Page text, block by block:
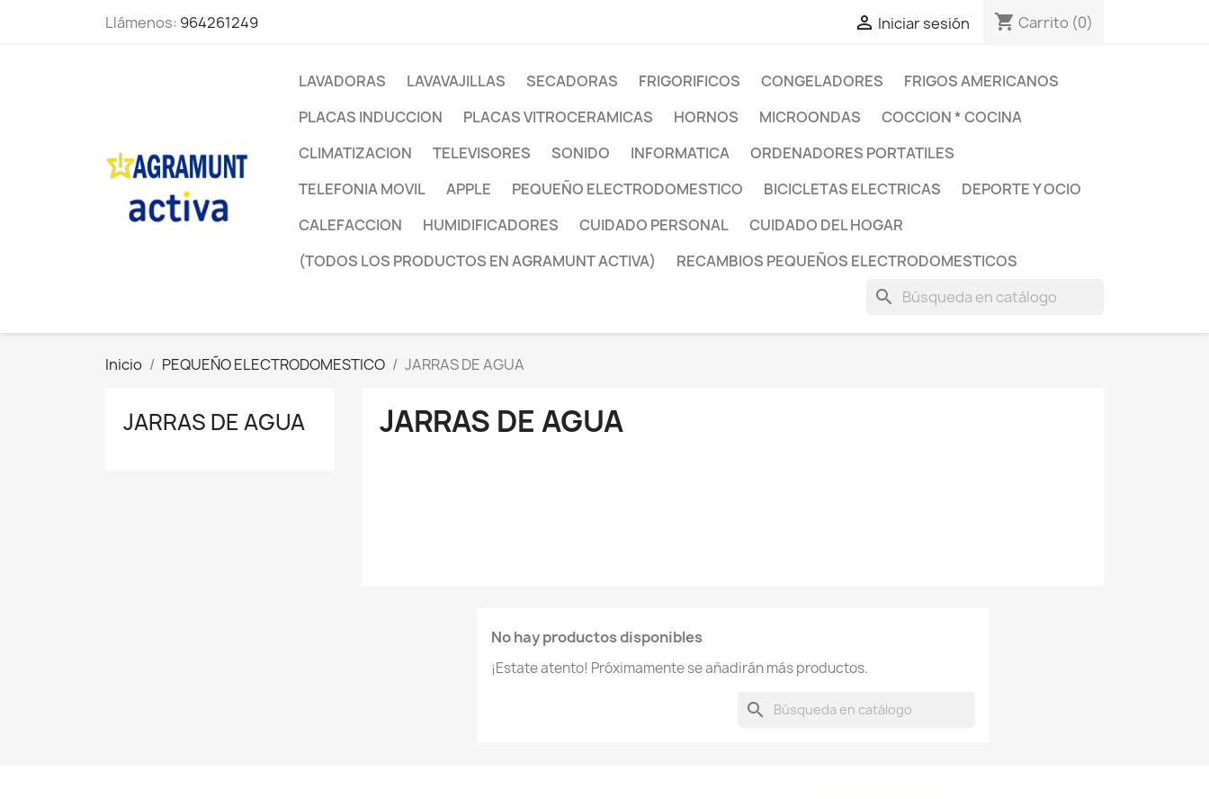
Llámenos: 964261249  Iniciar sesión shopping_cart Carrito (0)
LAVADORAS LAVAVAJILLAS SECADORAS FRIGORIFICOS CONGELADORES
FRIGOS AMERICANOS
PLACAS INDUCCION
PLACAS VITROCERAMICAS HORNOS MICROONDAS
COCCION * COCINA
CLIMATIZACION
TELEVISORES SONIDO INFORMATICA
ORDENADORES PORTATILES
TELEFONIA MOVIL
APPLE PEQUEÑO ELECTRODOMESTICO BICICLETAS ELECTRICAS
DEPORTE Y OCIO
CALEFACCION
HUMIDIFICADORES CUIDADO PERSONAL
CUIDADO DEL HOGAR
(TODOS LOS PRODUCTOS EN AGRAMUNT ACTIVA)
RECAMBIOS PEQUEÑOS ELECTRODOMESTICOS
search
Inicio PEQUEÑO ELECTRODOMESTICO JARRAS DE AGUA
JARRAS DE AGUA JARRAS DE AGUA
No hay productos disponibles
¡Estate atento! Próximamente se añadirán más productos.
search